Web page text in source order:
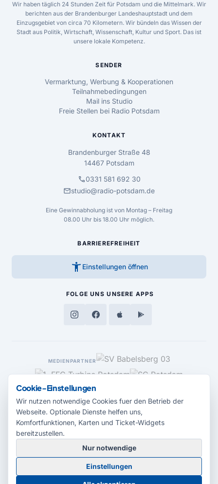
Wir haben täglich 24 Stunden Zeit für Potsdam und die Mittelmark. Wir
berichten aus der Brandenburger Landeshauptstadt und dem
Einzugsgebiet von circa 70 Kilometern. Wir bündeln das Wissen der
Stadt aus Politik, Wirtschaft, Wissenschaft, Kultur und Sport. Das ist
unsere lokale Kompetenz.
SENDER
Vermarktung, Werbung & Kooperationen
Teilnahmebedingungen
Mail ins Studio
Freie Stellen bei Radio Potsdam
KONTAKT
Brandenburger Straße 48
14467 Potsdam
call0331 581 692 30
mailstudio@radio-potsdam.de
Eine Gewinnabholung ist von Montag – Freitag
08.00 Uhr bis 18.00 Uhr möglich.
BARRIEREFREIHEIT
accessibility_new Einstellungen öffnen
FOLGE UNS UNSERE APPS
MEDIENPARTNER
© 2026 Radio Potsdam. Webseite entwickelt durch dieMedienagentur
Babelsberg
BarrierefreiheitserklärungAGBDatenschutzImpressum
Cookie-Einstellungen
Wir nutzen notwendige Cookies fuer den Betrieb der
Webseite. Optionale Dienste helfen uns,
Komfortfunktionen, Karten und Ticket-Widgets
bereitzustellen.
Nur notwendige
Einstellungen